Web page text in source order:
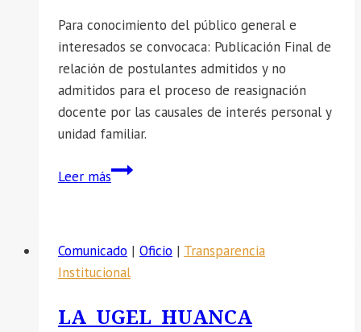
2026.
Para conocimiento del público general e
interesados se convocaca: Publicación Final de
relación de postulantes admitidos y no
admitidos para el proceso de reasignación
docente por las causales de interés personal y
unidad familiar.
Leer más📣
Final
de
de
Comunicado | Oficio | Transparencia
Institucional
LA UGEL HUANCA